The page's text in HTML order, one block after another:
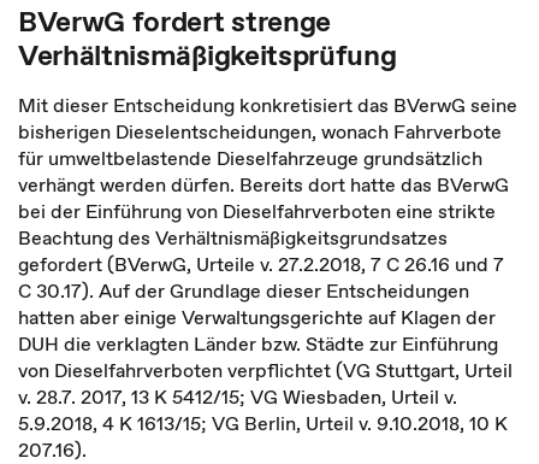
BVerwG fordert strenge
Verhältnismäßigkeitsprüfung
Mit dieser Entscheidung konkretisiert das BVerwG seine
bisherigen Dieselentscheidungen, wonach Fahrverbote
für umweltbelastende Dieselfahrzeuge grundsätzlich
verhängt werden dürfen. Bereits dort hatte das BVerwG
bei der Einführung von Dieselfahrverboten eine strikte
Beachtung des Verhältnismäßigkeitsgrundsatzes
gefordert (BVerwG, Urteile v. 27.2.2018, 7 C 26.16 und 7
C 30.17). Auf der Grundlage dieser Entscheidungen
hatten aber einige Verwaltungsgerichte auf Klagen der
DUH die verklagten Länder bzw. Städte zur Einführung
von Dieselfahrverboten verpflichtet (VG Stuttgart, Urteil
v. 28.7. 2017, 13 K 5412/15; VG Wiesbaden, Urteil v.
5.9.2018, 4 K 1613/15; VG Berlin, Urteil v. 9.10.2018, 10 K
207.16).